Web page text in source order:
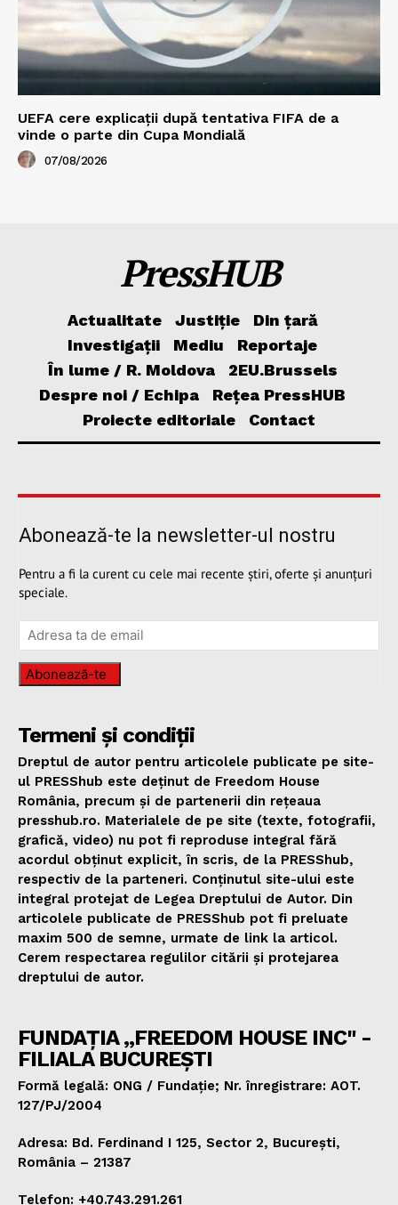
UEFA cere explicații după tentativa FIFA de a
vinde o parte din Cupa Mondială
07/08/2026
PressHUB
Actualitate Justiție
Din țară
Investigații
Mediu
Reportaje
În lume / R. Moldova
2EU.Brussels
Despre noi / Echipa
Rețea PressHUB
Proiecte editoriale
Contact
Abonează-te la newsletter-ul nostru
Pentru a fi la curent cu cele mai recente știri, oferte și anunțuri
speciale.
Abonează-te
Termeni și condiții
Dreptul de autor pentru articolele publicate pe site-
ul PRESShub este deținut de Freedom House
România, precum și de partenerii din rețeaua
presshub.ro. Materialele de pe site (texte, fotografii,
grafică, video) nu pot fi reproduse integral fără
acordul obținut explicit, în scris, de la PRESShub,
respectiv de la parteneri. Conținutul site-ului este
integral protejat de Legea Dreptului de Autor. Din
articolele publicate de PRESShub pot fi preluate
maxim 500 de semne, urmate de link la articol.
Cerem respectarea regulilor citării și protejarea
dreptului de autor.
FUNDAȚIA „FREEDOM HOUSE INC" -
FILIALA BUCUREȘTI
Formă legală: ONG / Fundație; Nr. înregistrare: AOT.
127/PJ/2004
Adresa: Bd. Ferdinand I 125, Sector 2, București,
România – 21387
Telefon: +40.743.291.261